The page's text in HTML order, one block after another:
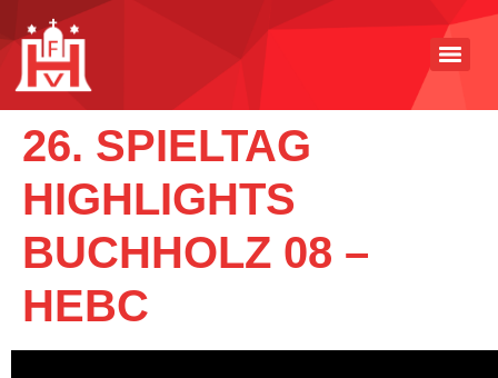
26. SPIELTAG
HIGHLIGHTS
BUCHHOLZ 08 –
HEBC